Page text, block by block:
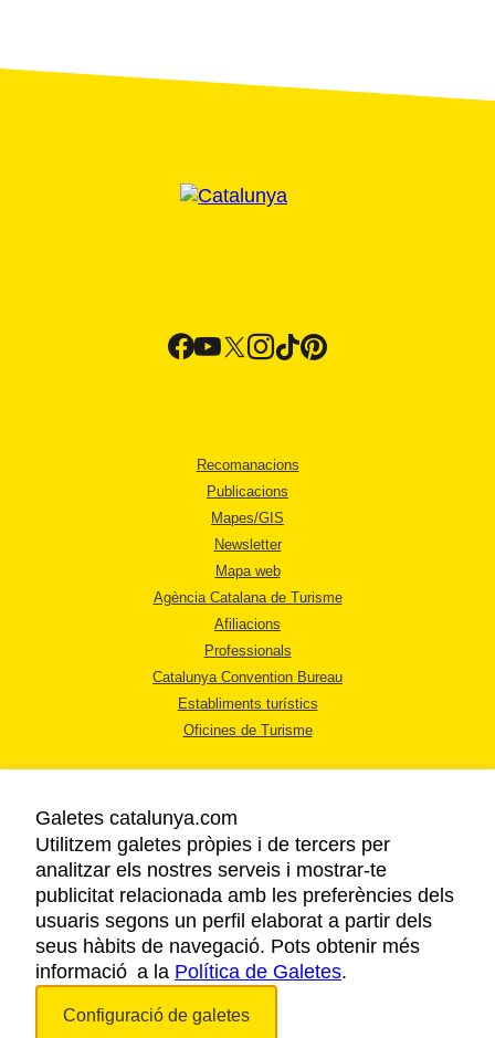
Recomanacions
Publicacions
Mapes/GIS
Newsletter
Mapa web
Agència Catalana de Turisme
Afiliacions
Professionals
Catalunya Convention Bureau
Establiments turístics
Oficines de Turisme
AVÍS LEGAL
POLÍTICA DE PRIVACITAT
COOKIES
ACCESSIBILITAT
Galetes catalunya.com
Utilitzem galetes pròpies i de tercers per
analitzar els nostres serveis i mostrar-te
publicitat relacionada amb les preferències dels
usuaris segons un perfil elaborat a partir dels
seus hàbits de navegació. Pots obtenir més
informació a la Política de Galetes.
Configuració de galetes